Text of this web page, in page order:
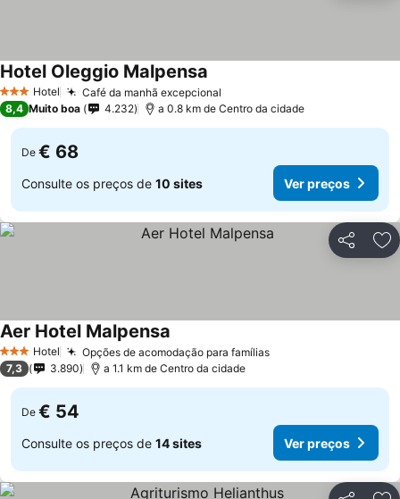
3 EstrelasHotel Café da manhã excepcional
Hotel Oleggio Malpensa
8,4 Muito boa 4.232 a 0.8 km de Centro da cidade
De € 68
Consulte os preços de 10 sites Ver preços
Partilhar
3 EstrelasHotel Opções de acomodação para famílias
Aer Hotel Malpensa
7,3 3.890 a 1.1 km de Centro da cidade
De € 54
Consulte os preços de 14 sites Ver preços